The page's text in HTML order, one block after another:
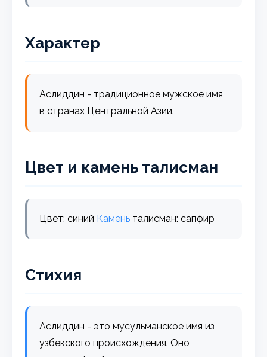
Характер
Аслиддин - традиционное мужское имя
в странах Центральной Азии.
Цвет и камень талисман
Цвет: синий Камень талисман: сапфир
Стихия
Аслиддин - это мусульманское имя из
узбекского происхождения. Оно